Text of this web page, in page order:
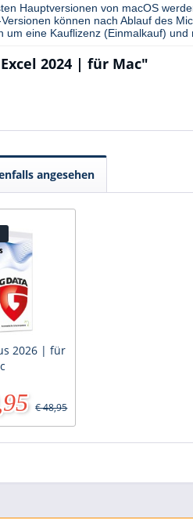
Hauptversionen von macOS
können nach Ablauf des
um eine Kauflizenz (Einmalkauf)
2024 | für Mac"
angesehen
2026 | für
€ 48,95